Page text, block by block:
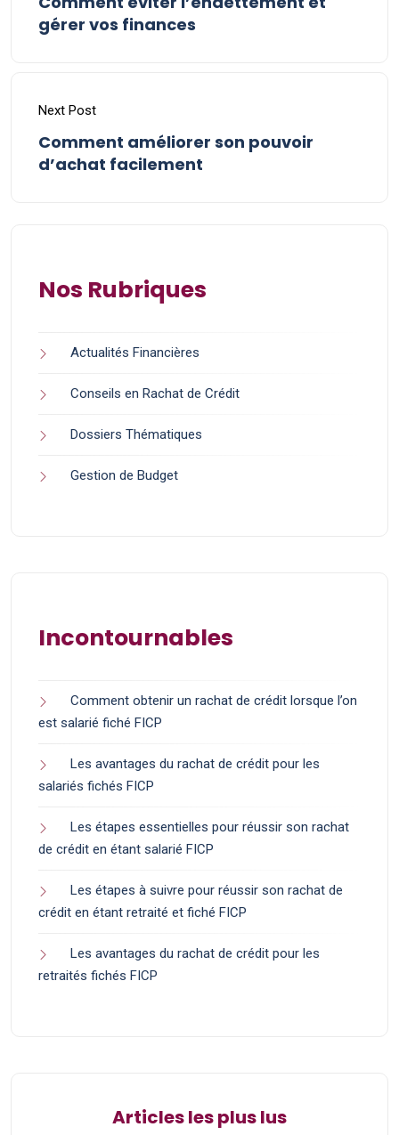
gérer vos finances
Next Post
Comment améliorer son pouvoir
d’achat facilement
Nos Rubriques
Actualités Financières
Conseils en Rachat de Crédit
Dossiers Thématiques
Gestion de Budget
Incontournables
Comment obtenir un rachat de crédit lorsque l’on
est salarié fiché FICP
Les avantages du rachat de crédit pour les
salariés fichés FICP
Les étapes essentielles pour réussir son rachat
de crédit en étant salarié FICP
Les étapes à suivre pour réussir son rachat de
crédit en étant retraité et fiché FICP
Les avantages du rachat de crédit pour les
retraités fichés FICP
Articles les plus lus